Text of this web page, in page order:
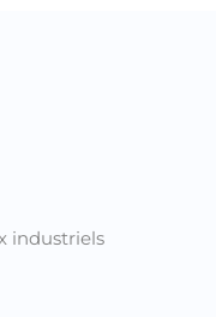
industriels